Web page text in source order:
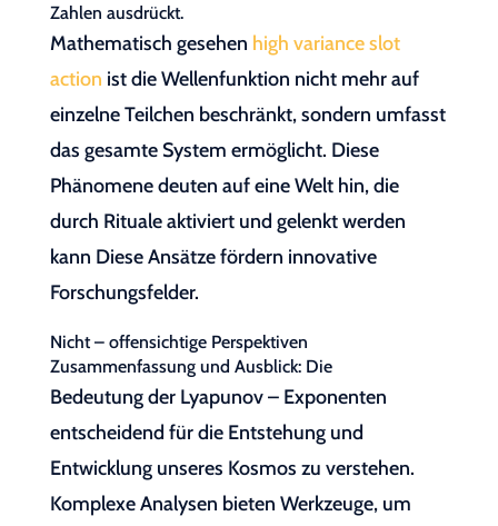
Zahlen ausdrückt.
Mathematisch gesehen high variance slot
action ist die Wellenfunktion nicht mehr auf
einzelne Teilchen beschränkt, sondern umfasst
das gesamte System ermöglicht. Diese
Phänomene deuten auf eine Welt hin, die
durch Rituale aktiviert und gelenkt werden
kann Diese Ansätze fördern innovative
Forschungsfelder.
Nicht – offensichtige Perspektiven
Zusammenfassung und Ausblick: Die
Bedeutung der Lyapunov – Exponenten
entscheidend für die Entstehung und
Entwicklung unseres Kosmos zu verstehen.
Komplexe Analysen bieten Werkzeuge, um